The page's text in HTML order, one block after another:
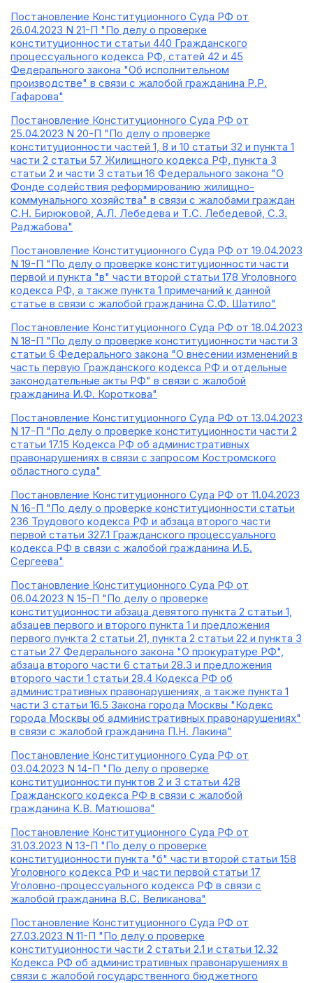
Постановление Конституционного Суда РФ от
26.04.2023 N 21-П "По делу о проверке
конституционности статьи 440 Гражданского
процессуального кодекса РФ, статей 42 и 45
Федерального закона "Об исполнительном
производстве" в связи с жалобой гражданина Р.Р.
Гафарова"
Постановление Конституционного Суда РФ от
25.04.2023 N 20-П "По делу о проверке
конституционности частей 1, 8 и 10 статьи 32 и пункта 1
части 2 статьи 57 Жилищного кодекса РФ, пункта 3
статьи 2 и части 3 статьи 16 Федерального закона "О
Фонде содействия реформированию жилищно-
коммунального хозяйства" в связи с жалобами граждан
С.Н. Бирюковой, А.Л. Лебедева и Т.С. Лебедевой, С.З.
Раджабова"
Постановление Конституционного Суда РФ от 19.04.2023
N 19-П "По делу о проверке конституционности части
первой и пункта "в" части второй статьи 178 Уголовного
кодекса РФ, а также пункта 1 примечаний к данной
статье в связи с жалобой гражданина С.Ф. Шатило"
Постановление Конституционного Суда РФ от 18.04.2023
N 18-П "По делу о проверке конституционности части 3
статьи 6 Федерального закона "О внесении изменений в
часть первую Гражданского кодекса РФ и отдельные
законодательные акты РФ" в связи с жалобой
гражданина И.Ф. Короткова"
Постановление Конституционного Суда РФ от 13.04.2023
N 17-П "По делу о проверке конституционности части 2
статьи 17.15 Кодекса РФ об административных
правонарушениях в связи с запросом Костромского
областного суда"
Постановление Конституционного Суда РФ от 11.04.2023
N 16-П "По делу о проверке конституционности статьи
236 Трудового кодекса РФ и абзаца второго части
первой статьи 327.1 Гражданского процессуального
кодекса РФ в связи с жалобой гражданина И.Б.
Сергеева"
Постановление Конституционного Суда РФ от
06.04.2023 N 15-П "По делу о проверке
конституционности абзаца девятого пункта 2 статьи 1,
абзацев первого и второго пункта 1 и предложения
первого пункта 2 статьи 21, пункта 2 статьи 22 и пункта 3
статьи 27 Федерального закона "О прокуратуре РФ",
абзаца второго части 6 статьи 28.3 и предложения
второго части 1 статьи 28.4 Кодекса РФ об
административных правонарушениях, а также пункта 1
части 3 статьи 16.5 Закона города Москвы "Кодекс
города Москвы об административных правонарушениях"
в связи с жалобой гражданина П.Н. Лакина"
Постановление Конституционного Суда РФ от
03.04.2023 N 14-П "По делу о проверке
конституционности пунктов 2 и 3 статьи 428
Гражданского кодекса РФ в связи с жалобой
гражданина К.В. Матюшова"
Постановление Конституционного Суда РФ от
31.03.2023 N 13-П "По делу о проверке
конституционности пункта "б" части второй статьи 158
Уголовного кодекса РФ и части первой статьи 17
Уголовно-процессуального кодекса РФ в связи с
жалобой гражданина В.С. Великанова"
Постановление Конституционного Суда РФ от
27.03.2023 N 11-П "По делу о проверке
конституционности части 2 статьи 2.1 и статьи 12.32
Кодекса РФ об административных правонарушениях в
связи с жалобой государственного бюджетного